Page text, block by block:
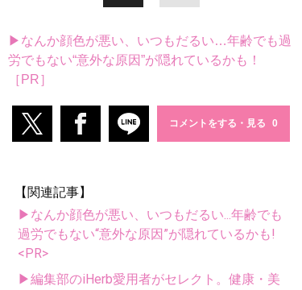
▶なんか顔色が悪い、いつもだるい…年齢でも過
労でもない“意外な原因”が隠れているかも！
［PR］
コメントをする・見る
【関連記事】
▶なんか顔色が悪い、いつもだるい...年齢でも
過労でもない“意外な原因”が隠れているかも!
<PR>
▶編集部のiHerb愛用者がセレクト。健康・美